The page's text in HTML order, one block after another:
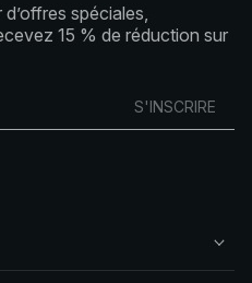
spéciales,
15 % de réduction sur
S'INSCRIRE